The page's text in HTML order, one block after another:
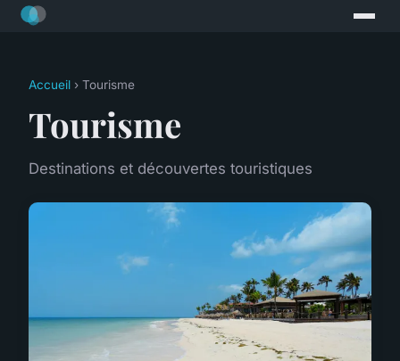
Accueil › Tourisme
Tourisme
Destinations et découvertes touristiques